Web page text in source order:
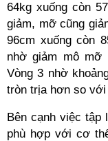
64kg xuống còn
giảm, mỡ cũng
96cm xuống còn
nhờ giảm mô mỡ
Vòng 3 nhờ
tròn trịa hơn so
Bên cạnh việc tập
phù hợp với cơ